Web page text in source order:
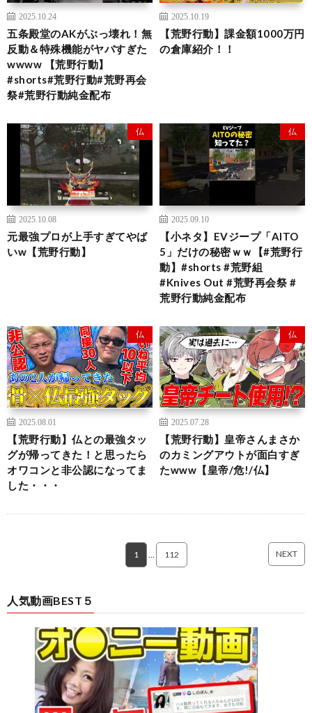
2025.10.24
五条殿堂のAKがぶっ壊れ！無
反動＆特殊機能がヤバすぎた
wwww 【荒野行動】
#shorts#荒野行動#荒野再会
祭#荒野行動純金配布
2025.10.19
【荒野行動】課金額1000万円
の倉庫紹介！！
仏
2025.10.08
元最強プロが上手すぎてやば
いw【荒野行動】
仏
2025.09.10
【小ネタ】EVジープ「AITO
5」だけの秘密ｗｗ【#荒野行
動】#shorts #荒野組
#Knives Out #荒野再会祭 #
荒野行動純金配布
仏
2025.08.01
【荒野行動】仏との最強タッ
グが帰ってきた！と思ったら
オワコンと非公認になってま
した・・・
仏
2025.07.28
【荒野行動】皇帝さんまさか
のカミングアウトが面白すぎ
たwww【皇帝/危!/仏】
1 112 NEXT
人気動画BEST５